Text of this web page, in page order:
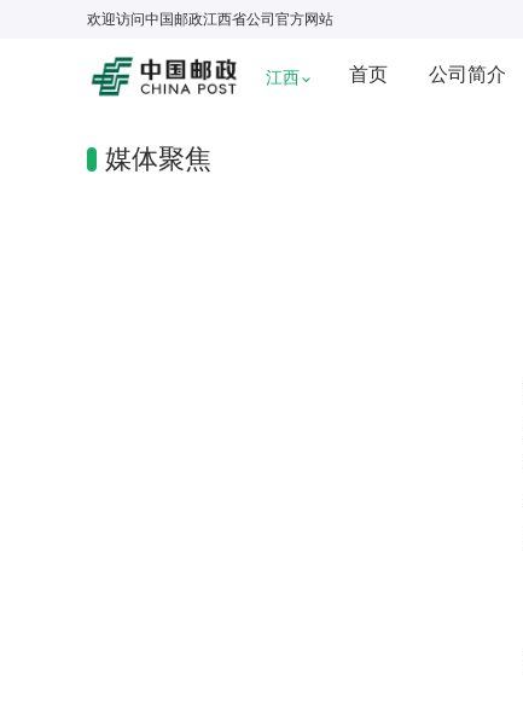
欢迎访问中国邮政江西省公司 官方网站
江西 首页 公司简介
媒体聚焦